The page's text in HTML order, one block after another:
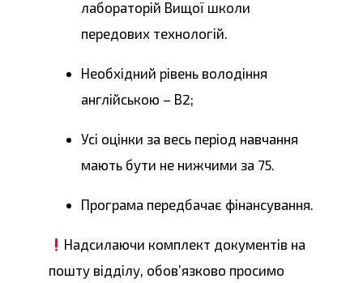
лабораторій Вищої школи
передових технологій.
Необхідний рівень володіння
англійською – В2;
Усі оцінки за весь період навчання
мають бути не нижчими за 75.
Програма передбачає фінансування.
Надсилаючи комплект документів на
пошту відділу, обов’язково просимо